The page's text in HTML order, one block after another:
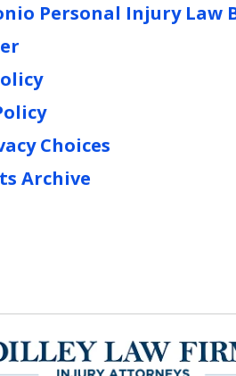
Personal Injury Law
Choices
Archive